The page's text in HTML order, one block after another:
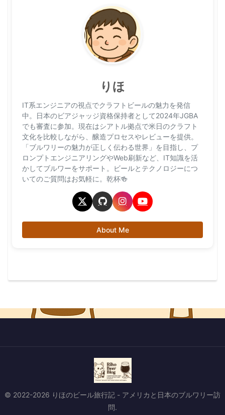
りほ
IT系エンジニアの視点でクラフトビールの魅力を発信
中。日本のビアジャッジ資格保持者として2024年JGBA
でも審査に参加。現在はシアトル拠点で米日のクラフト
文化を比較しながら、醸造プロセスやレビューを提供。
「ブルワリーの魅力が正しく伝わる世界」を目指し、プ
ロンプトエンジニアリングやWeb刷新など、IT知識を活
かしてブルワーをサポート。ビールとテクノロジーにつ
いてのご質問はお気軽に。乾杯🍻
About Me
© 2022-2026 りほのビール旅行記 - アメリカと日本のブルワリー訪
問.